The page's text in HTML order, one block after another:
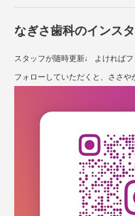
なぎさ歯科のインス
スタッフが随時更新♩ よければ
フォローしていただくと、ささや